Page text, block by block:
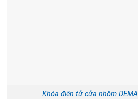
Khóa điện tử cửa nhôm